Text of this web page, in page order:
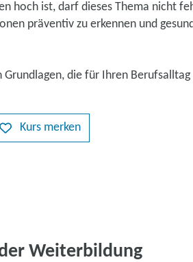
hoch ist, darf dieses Thema nicht
präventiv zu erkennen und
die für Ihren
Kurs merken
Weiterbildung